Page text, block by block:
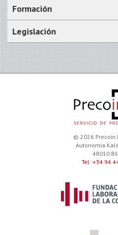
Formación
Legislación
© 2026 Precoin
Autonomia
48010
Tel: +34 94